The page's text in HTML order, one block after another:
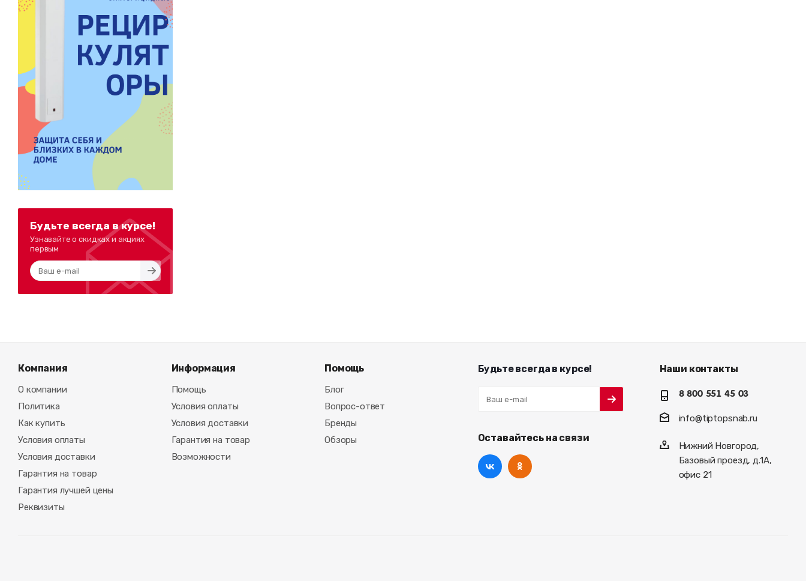
Будьте всегда в курсе!
Узнавайте о скидках и акциях
первым
Компания
О компании
Политика
Как купить
Условия оплаты
Условия доставки
Гарантия на товар
Гарантия лучшей цены
Реквизиты
Информация
Помощь
Условия оплаты
Условия доставки
Гарантия на товар
Возможности
Помощь
Блог
Вопрос-ответ
Бренды
Обзоры
Будьте всегда в курсе!
Оставайтесь на связи
Наши контакты
8 800 551 45 03
info@tiptopsnab.ru
Нижний Новгород,
Базовый проезд, д.1А,
офис 21